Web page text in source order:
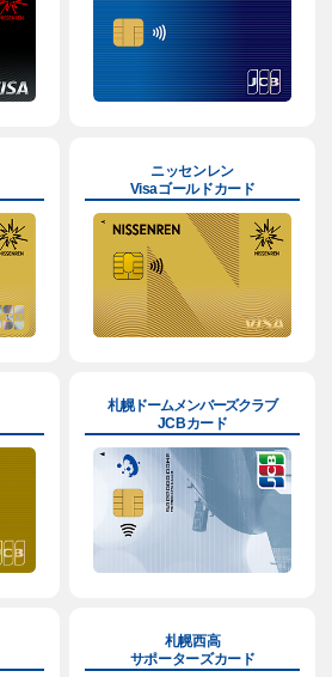
ニッセンレン
Visaゴールドカード
札幌ドームメンバーズクラブ
JCBカード
札幌西高
サポーターズカード